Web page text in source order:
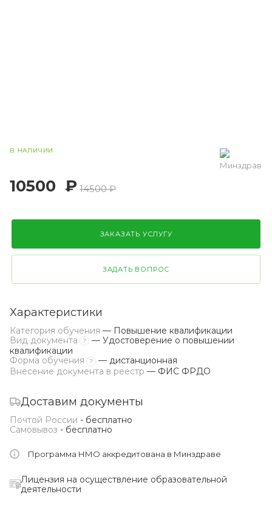
В НАЛИЧИИ
10500 ₽ 14500 ₽
ЗАКАЗАТЬ УСЛУГУ
ЗАДАТЬ ВОПРОС
Характеристики
Категория обучения — Повышение квалификации
Вид документа
?
— Удостоверение о повышении
квалификации
Форма обучения
?
— дистанционная
Внесение документа в реестр — ФИС ФРДО
Доставим документы
Почтой России - бесплатно
Самовывоз - бесплатно
Программа НМО аккредитована в Минздраве
Лицензия на осуществление образовательной
деятельности